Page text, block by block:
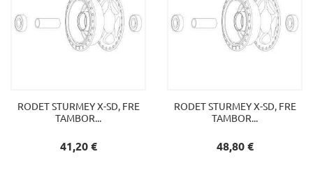
RODET STURMEY X-SD, FRE
TAMBOR...
Preu
41,20 €
RODET STURMEY X-SD, FRE
TAMBOR...
Preu
48,80 €